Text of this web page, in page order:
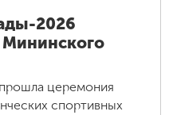
2026
Мининского
церемония
спортивных